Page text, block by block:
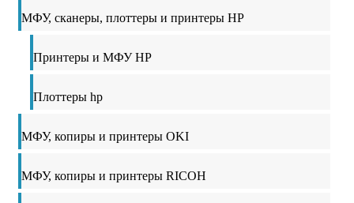
МФУ, сканеры, плоттеры и принтеры HP
Принтеры и МФУ HP
Плоттеры hp
МФУ, копиры и принтеры OKI
МФУ, копиры и принтеры RICOH